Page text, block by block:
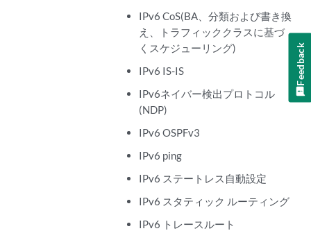
IPv6 CoS(BA、分類および書き換
え、トラフィッククラスに基づ
くスケジューリング)
IPv6 IS-IS
IPv6ネイバー検出プロトコル
(NDP)
IPv6 OSPFv3
IPv6 ping
IPv6 ステートレス自動設定
IPv6 スタティック ルーティング
IPv6 トレースルート
Feedback